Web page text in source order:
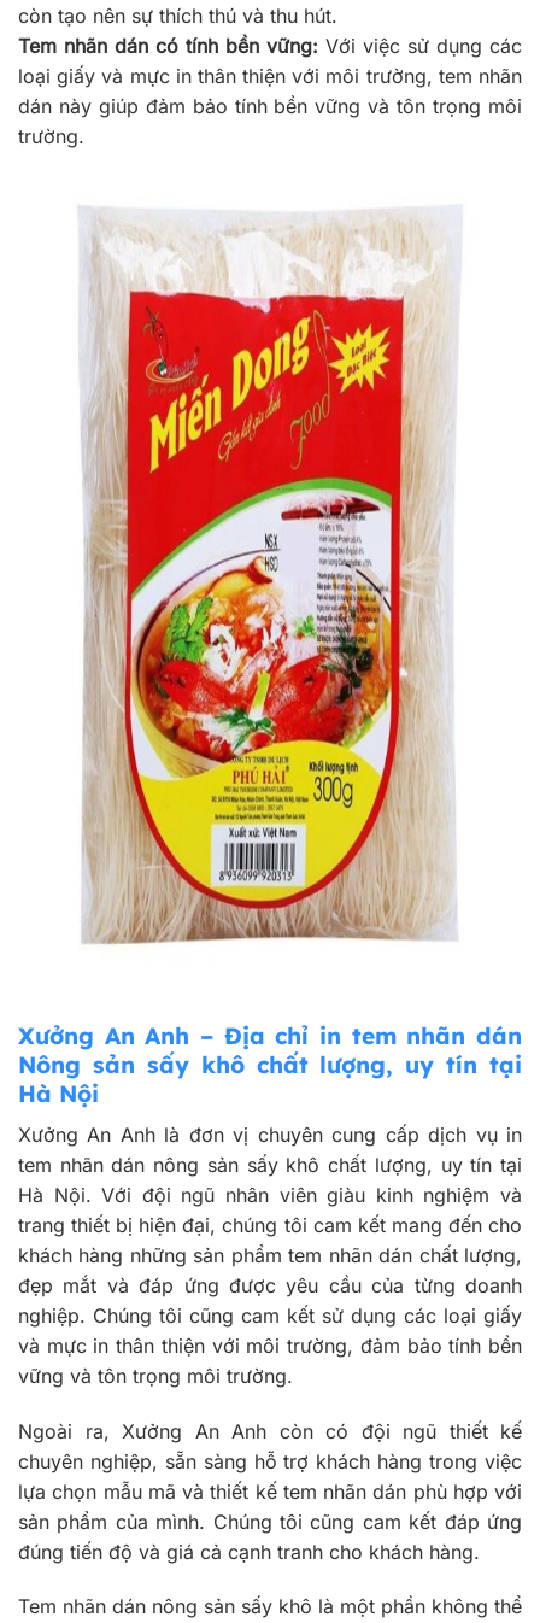
còn tạo nên sự thích thú và thu hút.
Tem nhãn dán có tính bền vững: Với việc sử dụng các
loại giấy và mực in thân thiện với môi trường, tem nhãn
dán này giúp đảm bảo tính bền vững và tôn trọng môi
trường.
Xưởng An Anh – Địa chỉ in tem nhãn dán
Nông sản sấy khô chất lượng, uy tín tại
Hà Nội
Xưởng An Anh là đơn vị chuyên cung cấp dịch vụ in
tem nhãn dán nông sản sấy khô chất lượng, uy tín tại
Hà Nội. Với đội ngũ nhân viên giàu kinh nghiệm và
trang thiết bị hiện đại, chúng tôi cam kết mang đến cho
khách hàng những sản phẩm tem nhãn dán chất lượng,
đẹp mắt và đáp ứng được yêu cầu của từng doanh
nghiệp. Chúng tôi cũng cam kết sử dụng các loại giấy
và mực in thân thiện với môi trường, đảm bảo tính bền
vững và tôn trọng môi trường.
Ngoài ra, Xưởng An Anh còn có đội ngũ thiết kế
chuyên nghiệp, sẵn sàng hỗ trợ khách hàng trong việc
lựa chọn mẫu mã và thiết kế tem nhãn dán phù hợp với
sản phẩm của mình. Chúng tôi cũng cam kết đáp ứng
đúng tiến độ và giá cả cạnh tranh cho khách hàng.
Tem nhãn dán nông sản sấy khô là một phần không thể